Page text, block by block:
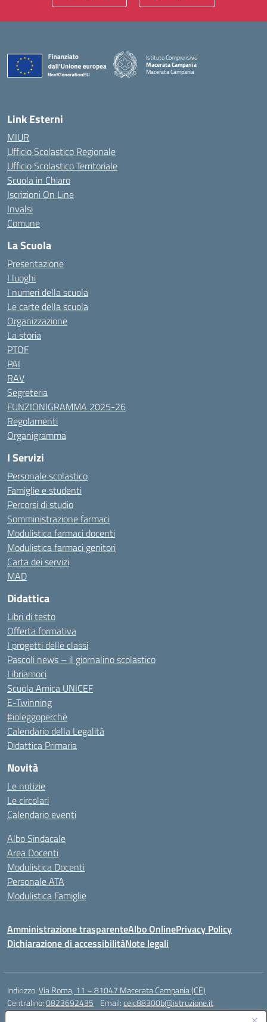
Istituto Comprensivo
Macerata Campania
Macerata Campania
— Visita la pagina iniziale della scuola
Link Esterni
MIUR
Ufficio Scolastico Regionale
Ufficio Scolastico Territoriale
Scuola in Chiaro
Iscrizioni On Line
Invalsi
Comune
La Scuola
Presentazione
I luoghi
I numeri della scuola
Le carte della scuola
Organizzazione
La storia
PTOF
PAI
RAV
Segreteria
FUNZIONIGRAMMA 2025-26
Regolamenti
Organigramma
I Servizi
Personale scolastico
Famiglie e studenti
Percorsi di studio
Somministrazione farmaci
Modulistica farmaci docenti
Modulistica farmaci genitori
Carta dei servizi
MAD
Didattica
Libri di testo
Offerta formativa
I progetti delle classi
Pascoli news – il giornalino scolastico
Libriamoci
Scuola Amica UNICEF
E-Twinning
#ioleggoperchè
Calendario della Legalità
Didattica Primaria
Novità
Le notizie
Le circolari
Calendario eventi
Albo Sindacale
Area Docenti
Modulistica Docenti
Personale ATA
Modulistica Famiglie
Amministrazione trasparenteAlbo OnlinePrivacy Policy
Dichiarazione di accessibilitàNote legali
Indirizzo:Via Roma, 11 – 81047 Macerata Campania (CE)
Centralino:0823692435 Email:ceic88300b@istruzione.it
Posta elettronica certificata (PEC):